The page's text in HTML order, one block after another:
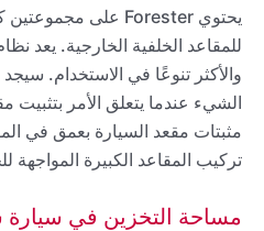
والأكثر تنوعًا في الاستخدام. سيجد
الشيء عندما يتعلق الأمر
مثبتات مقعد السيارة بعمق في
تركيب المقاعد الكبيرة
مساحة التخزين في سيارة